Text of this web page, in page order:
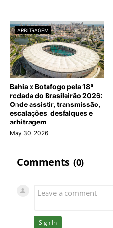
ARBITRAGEM
Bahia x Botafogo pela 18ª
rodada do Brasileirão 2026:
Onde assistir, transmissão,
escalações, desfalques e
arbitragem
May 30, 2026